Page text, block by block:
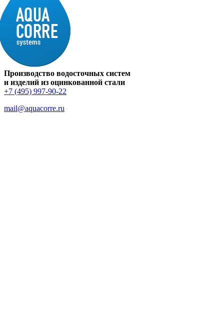
Производство водосточных систем
и изделий из оцинкованной стали
+7 (495) 997-90-22
mail@aquacorre.ru